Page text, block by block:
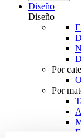
Diseño
Diseño
Por
Por